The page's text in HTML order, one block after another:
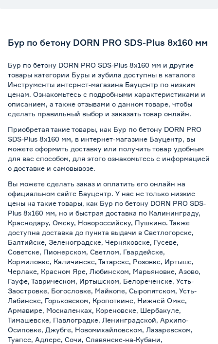
Бур по бетону DORN PRO SDS-Plus 8x160 мм
Бур по бетону DORN PRO SDS-Plus 8x160 мм и другие
товары категории Буры и зубила доступны в каталоге
Инструменты интернет-магазина Бауцентр по низким
ценам. Ознакомьтесь с подробными характеристиками и
описанием, а также отзывами о данном товаре, чтобы
сделать правильный выбор и заказать товар онлайн.
Приобретая такие товары, как Бур по бетону DORN PRO
SDS-Plus 8x160 мм, в интернет-магазине Бауцентр, вы
можете оформить доставку или получить товар удобным
для вас способом, для этого ознакомьтесь с информацией
о доставке и самовывозе.
Вы можете сделать заказ и оплатить его онлайн на
официальном сайте Бауцентр. У нас не только низкие
цены на такие товары, как Бур по бетону DORN PRO SDS-
Plus 8x160 мм, но и быстрая доставка по Калининграду,
Краснодару, Омску, Новороссийску, Пушкино. Также
доступна доставка до пункта выдачи в Светлогорске,
Балтийске, Зеленоградске, Черняховске, Гусеве,
Советске, Пионерском, Светлом, Гвардейске,
Кормиловке, Каличинске, Татарске, Розовке, Иртыше,
Черлаке, Красном Яре, Любинском, Марьяновке, Азово,
Гауфе, Таврическом, Иртышском, Белореченске, Усть-
Заостровке, Богословке, Майкопе, Сыропятском, Усть-
Лабинске, Горьковском, Кропоткине, Нижней Омке,
Армавире, Москаленках, Кореновске, Шербакуле,
Тимашевске, Павлоградке, Ленинградской, Архипо-
Осиповке, Джубге, Новомихайловском, Лазаревском,
Туапсе, Адлере, Сочи, Славянске-на-Кубани,